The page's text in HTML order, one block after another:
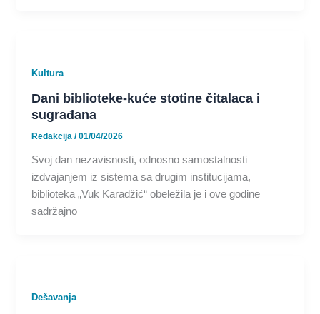
Kultura
Dani biblioteke-kuće stotine čitalaca i
sugrađana
Redakcija/01/04/2026
Svoj dan nezavisnosti, odnosno samostalnosti
izdvajanjem iz sistema sa drugim institucijama,
biblioteka „Vuk Karadžić“ obeležila je i ove godine
sadržajno
Dešavanja